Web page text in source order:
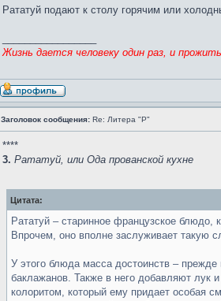
Рататуй подают к столу горячим или
Жизнь дается человеку один раз, и
Заголовок сообщения: Re: Литера "Р"
****
3. Рататуй, или Ода прованской кухне
Цитата:
Рататуй – старинное французское
Впрочем, оно вполне заслуживает такую
У этого блюда масса достоинств – прежде
баклажанов. Также в него добавляют лук
колоритом, который ему придает особая